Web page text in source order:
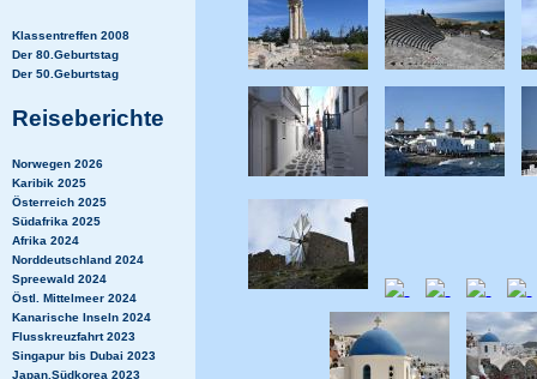
Klassentreffen 2008
Der 80.Geburtstag
Der 50.Geburtstag
Reiseberichte
Norwegen 2026
Karibik 2025
Österreich 2025
Südafrika 2025
Afrika 2024
Norddeutschland 2024
Spreewald 2024
Östl. Mittelmeer 2024
Kanarische Inseln 2024
Flusskreuzfahrt 2023
Singapur bis Dubai 2023
Japan,Südkorea 2023